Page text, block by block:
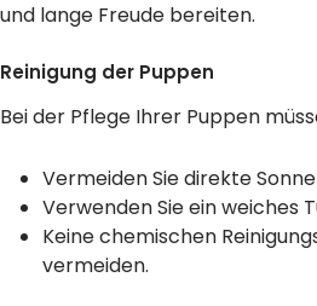
und lange Freude bereiten.
Reinigung der Puppen
Bei der Pflege Ihrer Puppen
Vermeiden Sie direkte
Verwenden Sie ein weiches
Keine chemischen
vermeiden.